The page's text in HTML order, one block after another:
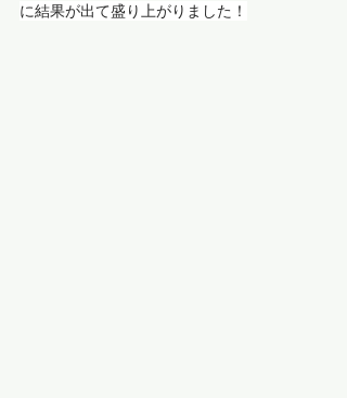
に結果が出て盛り上がりました！